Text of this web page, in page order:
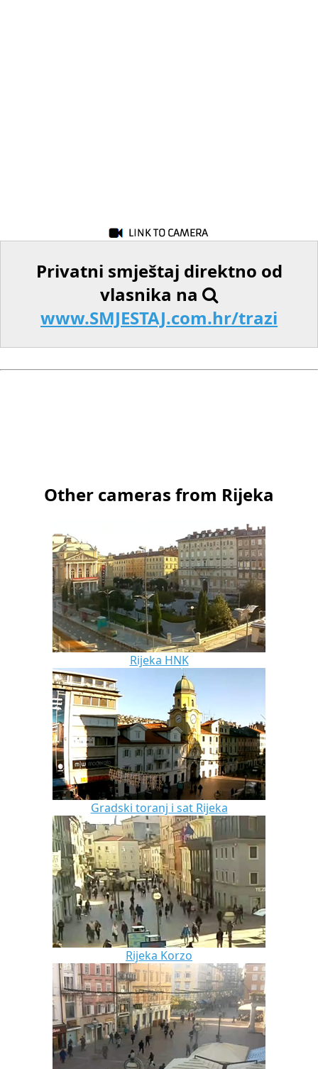
Privatni smještaj direktno od
vlasnika na
www.SMJESTAJ.com.hr/trazi
Other cameras from Rijeka
Rijeka HNK
Gradski toranj i sat Rijeka
Rijeka Korzo